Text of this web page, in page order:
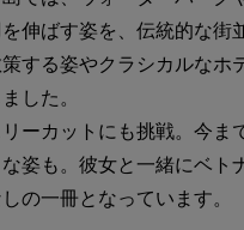
伸ばす姿を、伝統的な街
する姿やクラシカルなホ
した。
ーカットにも挑戦。今ま
姿も。彼女と一緒にベト
の一冊となっています。